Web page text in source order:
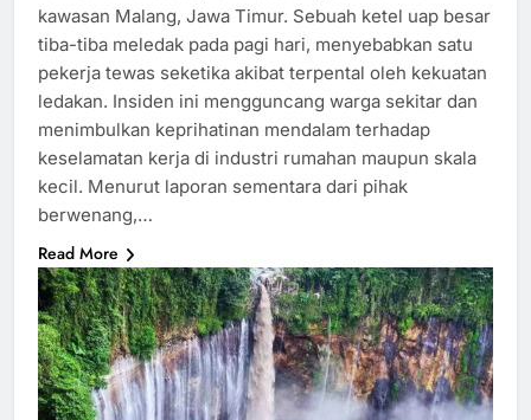
kawasan Malang, Jawa Timur. Sebuah ketel uap besar
tiba-tiba meledak pada pagi hari, menyebabkan satu
pekerja tewas seketika akibat terpental oleh kekuatan
ledakan. Insiden ini mengguncang warga sekitar dan
menimbulkan keprihatinan mendalam terhadap
keselamatan kerja di industri rumahan maupun skala
kecil. Menurut laporan sementara dari pihak
berwenang,…
Read More